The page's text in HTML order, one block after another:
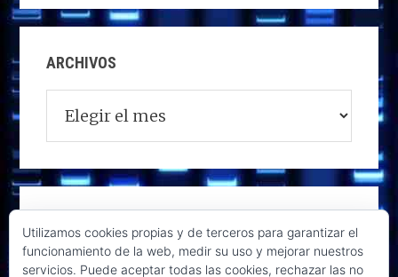
ARCHIVOS
Utilizamos cookies propias y de terceros para garantizar el
funcionamiento de la web, medir su uso y mejorar nuestros
servicios. Puede aceptar todas las cookies, rechazar las no